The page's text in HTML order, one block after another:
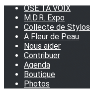
OSE TA VOIX
M.D.R. Expo
Collecte de Stylos
A Fleur de Peau
Nous aider
Contribuer
Agenda
Boutique
Photos